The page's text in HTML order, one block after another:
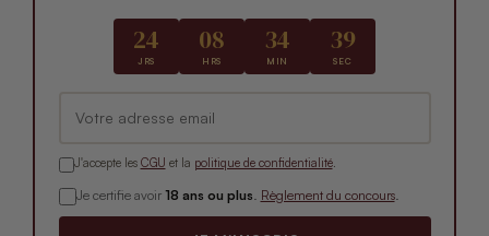
24
JRS
08
HRS
34
MIN
37
SEC
J'accepte les CGU et la politique de confidentialité.
Je certifie avoir 18 ans ou plus Règlement du concours.